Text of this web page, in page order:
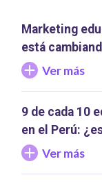
Marketing
está
Ver más
9 de cada 10
en el Perú:
Ver más